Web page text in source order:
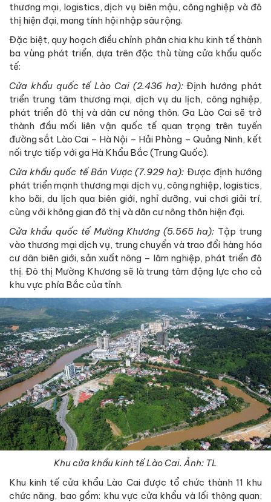
thương mại, logistics, dịch vụ biên mậu, công nghiệp và đô
thị hiện đại, mang tính hội nhập sâu rộng.
Đặc biệt, quy hoạch điều chỉnh phân chia khu kinh tế thành
ba vùng phát triển, dựa trên đặc thù từng cửa khẩu quốc
tế:
Cửa khẩu quốc tế Lào Cai (2.436 ha):Định hướng phát
triển trung tâm thương mại, dịch vụ du lịch, công nghiệp,
phát triển đô thị và dân cư nông thôn. Ga Lào Cai sẽ trở
thành đầu mối liên vận quốc tế quan trọng trên tuyến
đường sắt Lào Cai – Hà Nội – Hải Phòng – Quảng Ninh, kết
nối trực tiếp với ga Hà Khẩu Bắc (Trung Quốc).
Cửa khẩu quốc tế Bản Vược (7.929 ha): Được định hướng
phát triển mạnh thương mại dịch vụ, công nghiệp, logistics,
kho bãi, du lịch qua biên giới, nghỉ dưỡng, vui chơi giải trí,
cùng với không gian đô thị và dân cư nông thôn hiện đại.
Cửa khẩu quốc tế Mường Khương (5.565 ha): Tập trung
vào thương mại dịch vụ, trung chuyển và trao đổi hàng hóa
cư dân biên giới, sản xuất nông – lâm nghiệp, phát triển đô
thị. Đô thị Mường Khương sẽ là trung tâm động lực cho cả
khu vực phía Bắc của tỉnh.
Khu cửa khẩu kinh tế Lào Cai. Ảnh: TL
Khu kinh tế cửa khẩu Lào Cai được tổ chức thành 11 khu
chức năng, bao gồm: khu vực cửa khẩu và lối thông quan;